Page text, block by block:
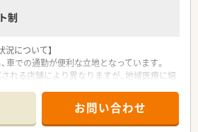
制
況について】
車での通勤が便利な立地となっています。
れる店舗により異なりますが、地域医療に幅
者数も店舗ごとに異なり、多様な環境で経験
お問い合わせ